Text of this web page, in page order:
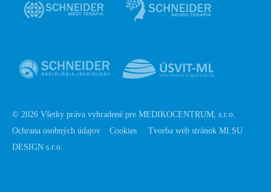
© 2026 Všetky práva vyhradené pre MEDIKOCENTRUM, s.r.o.
Ochrana osobných údajov
Cookies
Tvorba web stránok MI:SU
DESIGN s.r.o.